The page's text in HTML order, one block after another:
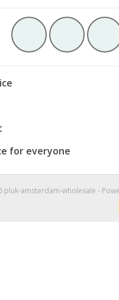
for everyone
pluk-amsterdam-wholesale -